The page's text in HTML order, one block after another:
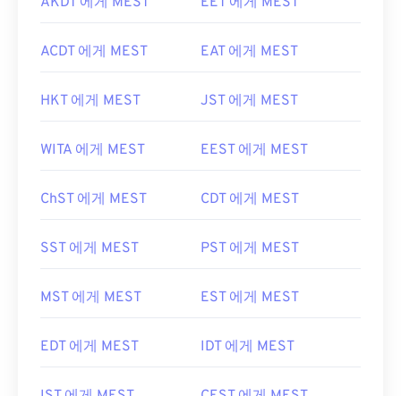
ACDT 에게 MEST EAT 에게 MEST
HKT 에게 MEST JST 에게 MEST
WITA 에게 MEST EEST 에게 MEST
ChST 에게 MEST CDT 에게 MEST
SST 에게 MEST PST 에게 MEST
MST 에게 MEST EST 에게 MEST
EDT 에게 MEST IDT 에게 MEST